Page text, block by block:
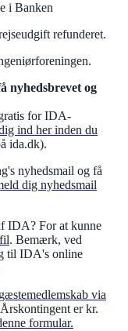
i Banken
refunderet.
nyhedsbrevet og
for IDA-
ind her inden du
ida.dk).
nyhedsmail og få
dig nyhedsmail
IDA? For at kunne
. Bemærk, ved
til IDA's online
gæstemedlemskab via
er kr.
formular.